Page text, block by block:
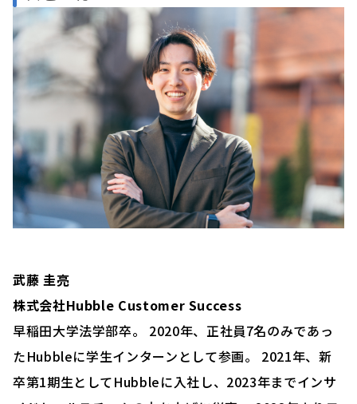
武藤 圭亮
株式会社Hubble Customer Success
早稲田大学法学部卒。 2020年、正社員7名のみであっ
たHubbleに学生インターンとして参画。 2021年、新
卒第1期生としてHubbleに入社し、2023年までインサ